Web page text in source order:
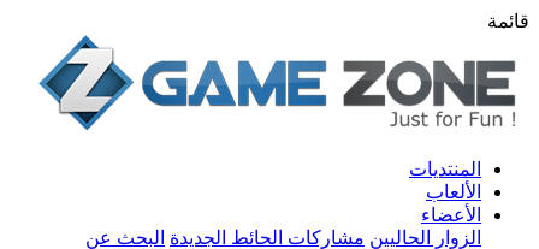
قائمة
المنتديات
الألعاب
الأعضاء
الزوار الحاليين مشاركات الحائط الجديدة البحث عن